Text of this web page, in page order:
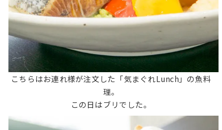
こちらはお連れ様が注文した「気まぐれLunch」の魚料
理。
この日はブリでした。